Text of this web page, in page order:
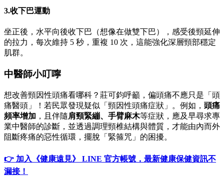
3.收下巴運動
坐正後，水平向後收下巴（想像在做雙下巴），感受後頸延伸
的拉力，每次維持 5 秒，重複 10 次，這能強化深層頸部穩定
肌群。
中醫師小叮嚀
想改善頸因性頭痛看哪科？莊可鈞呼籲，偏頭痛不應只是「頭
痛醫頭」！若民眾發現疑似「頸因性頭痛症狀」。例如， 頭痛
頻率增加 ，且伴隨肩頸緊繃、手臂麻木等症狀，應及早尋求專
業中醫師的診斷，並透過調理頸椎結構與體質，才能由內而外
阻斷疼痛的惡性循環，擺脫「緊箍咒」的困擾。
👉 加入《健康遠見》 LINE 官方帳號，最新健康保健資訊不
漏接！